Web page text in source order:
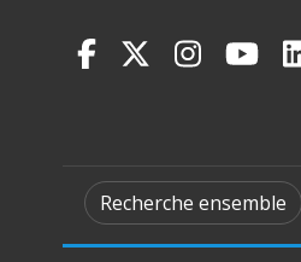
Recherche ensemble